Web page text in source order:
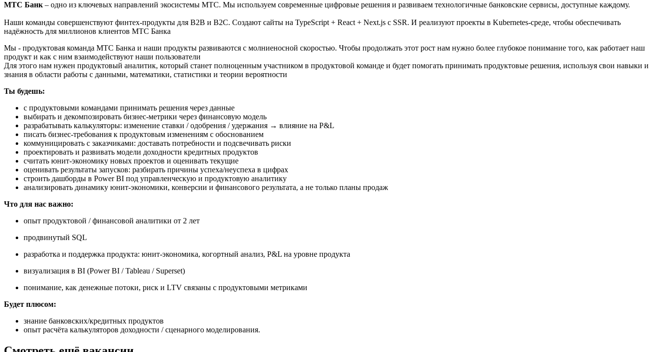
МТС Банк – одно из ключевых направлений экосистемы МТС. Мы используем современные цифровые решения и развиваем технологичные банковские сервисы, доступные каждому.
Наши команды совершенствуют финтех-продукты для В2В и В2С. Создают сайты на TypeScript + React + Next.js с SSR. И реализуют проекты в Kubernetes-среде, чтобы обеспечивать
надёжность для миллионов клиентов МТС Банка
Мы - продуктовая команда МТС Банка и наши продукты развиваются с молниеносной скоростью. Чтобы продолжать этот рост нам нужно более глубокое понимание того, как работает наш
продукт и как с ним взаимодействуют наши пользователи
Для этого нам нужен продуктовый аналитик, который станет полноценным участником в продуктовой команде и будет помогать принимать продуктовые решения, используя свои навыки и
знания в области работы с данными, математики, статистики и теории вероятности
Ты будешь:
с продуктовыми командами принимать решения через данные
выбирать и декомпозировать бизнес-метрики через финансовую модель
разрабатывать калькуляторы: изменение ставки / одобрения / удержания → влияние на P&L
писать бизнес-требования к продуктовым изменениям с обоснованием
коммуницировать с заказчиками: доставать потребности и подсвечивать риски
проектировать и развивать модели доходности кредитных продуктов
считать юнит-экономику новых проектов и оценивать текущие
оценивать результаты запусков: разбирать причины успеха/неуспеха в цифрах
строить дашборды в Power BI под управленческую и продуктовую аналитику
анализировать динамику юнит-экономики, конверсии и финансового результата, а не только планы продаж
Что для нас важно:
опыт продуктовой / финансовой аналитики от 2 лет
продвинутый SQL
разработка и поддержка продукта: юнит-экономика, когортный анализ, P&L на уровне продукта
визуализация в BI (Power BI / Tableau / Superset)
понимание, как денежные потоки, риск и LTV связаны с продуктовыми метриками
Будет плюсом:
знание банковских/кредитных продуктов
опыт расчёта калькуляторов доходности / сценарного моделирования.